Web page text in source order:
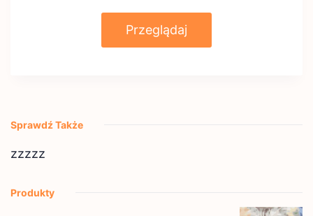
Przeglądaj
Sprawdź Także
zzzzz
Produkty